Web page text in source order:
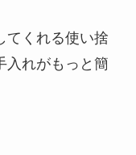
てくれる使い捨
入れがもっと簡